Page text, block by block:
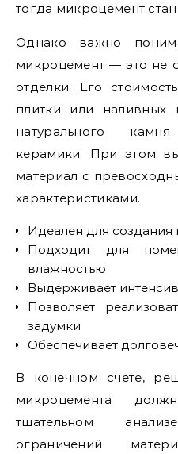
тогда микроцемент
Однако важно
микроцемент — это не
отделки. Его
плитки или
натурального
керамики. При этом
материал с
характеристиками.
Идеален для создания
Подходит для
влажностью
Выдерживает
Позволяет
задумки
Обеспечивает
В конечном счете,
микроцемента
тщательном
ограничений